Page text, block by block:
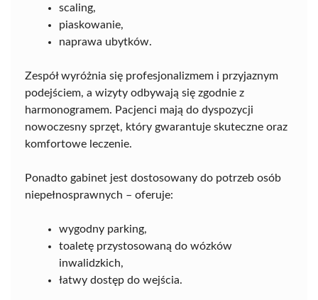
scaling,
piaskowanie,
naprawa ubytków.
Zespół wyróżnia się profesjonalizmem i przyjaznym
podejściem, a wizyty odbywają się zgodnie z
harmonogramem. Pacjenci mają do dyspozycji
nowoczesny sprzęt, który gwarantuje skuteczne oraz
komfortowe leczenie.
Ponadto gabinet jest dostosowany do potrzeb osób
niepełnosprawnych – oferuje:
wygodny parking,
toaletę przystosowaną do wózków
inwalidzkich,
łatwy dostęp do wejścia.